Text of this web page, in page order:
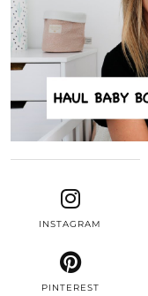
INSTAGRAM
PINTEREST